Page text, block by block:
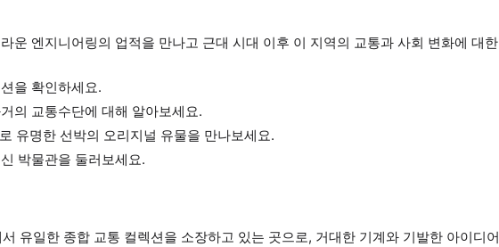
운 엔지니어링의 업적을 만나고 근대 시대 이후 이 지역의 교통과 사회 변화에 대한
을 확인하세요.
의 교통수단에 대해 알아보세요.
유명한 선박의 오리지널 유물을 만나보세요.
박물관을 둘러보세요.
유일한 종합 교통 컬렉션을 소장하고 있는 곳으로, 거대한 기계와 기발한 아이디어